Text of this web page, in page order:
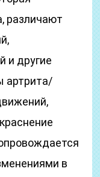
различают
и другие
артрита/
в